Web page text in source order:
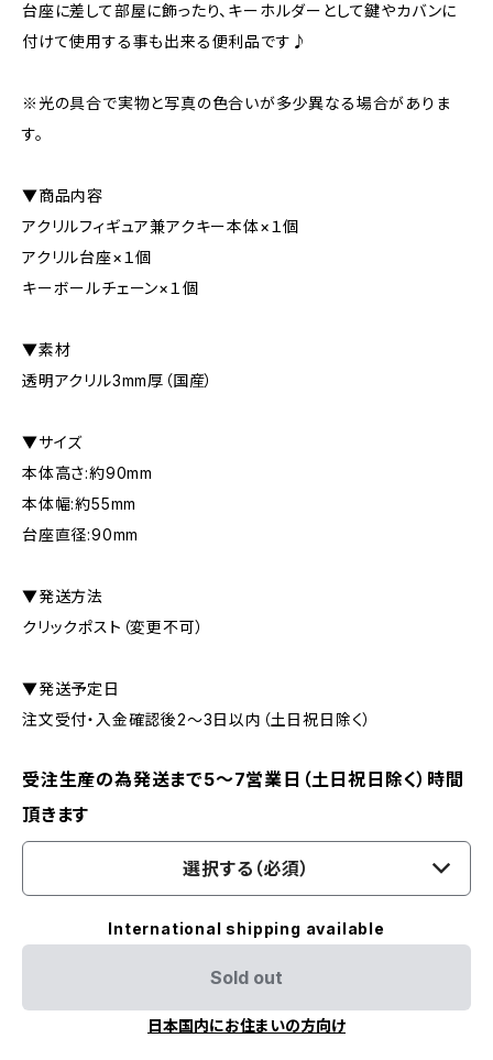
台座に差して部屋に飾ったり、キーホルダーとして鍵やカバンに
付けて使用する事も出来る便利品です♪
※光の具合で実物と写真の色合いが多少異なる場合がありま
す。
▼商品内容
アクリルフィギュア兼アクキー本体×１個
アクリル台座×１個
キーボールチェーン×１個
▼素材
透明アクリル3mm厚（国産）
▼サイズ
本体高さ:約90mm
本体幅:約55mm
台座直径:90mm
▼発送方法
クリックポスト（変更不可）
▼発送予定日
注文受付・入金確認後2〜3日以内（土日祝日除く）
受注生産の為発送まで5～7営業日（土日祝日除く）時間
頂きます
選択する（必須）
International shipping available
Sold out
日本国内にお住まいの方向け